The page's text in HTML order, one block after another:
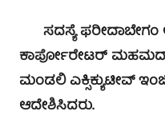
ಸದಸ್ಯೆ ಫರೀದಾಬೇಗಂ
ಕಾರ್ಪೋರೇಟರ್ ಮಹಮದ್
ಮಂಡಲಿ ಎಕ್ಸಿಕ್ಯುಟೀವ್
ಆದೇಶಿಸಿದರು.